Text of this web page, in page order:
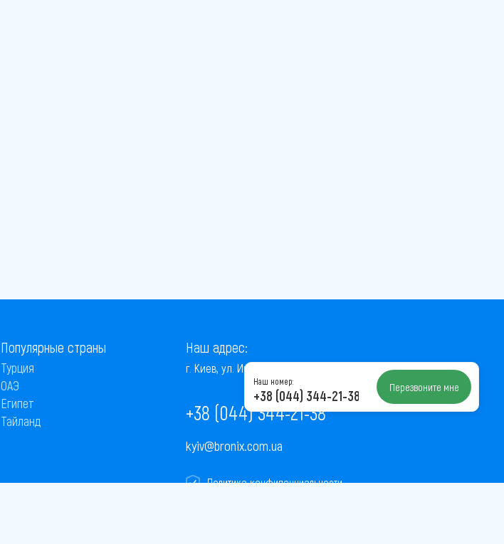
Популярные страны
Турция
ОАЭ
Египет
Тайланд
Наш адрес:
г. Киев, ул. Институтская, 22/7, оф. 41
+38 (044) 344-21-38
kyiv@bronix.com.ua
Политика конфиденциальности
Наш номер:
+38 (044) 344-21-38 Перезвоните мне